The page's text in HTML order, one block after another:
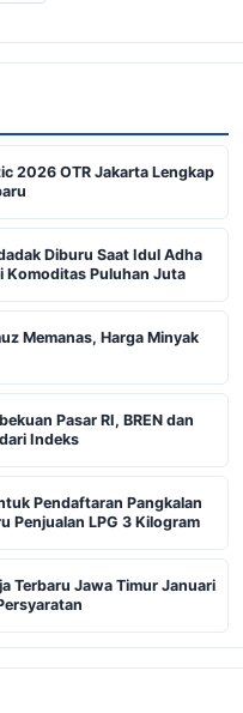
2026 OTR Jakarta Lengkap
Diburu Saat Idul Adha
Komoditas Puluhan Juta
Memanas, Harga Minyak
Pasar RI, BREN dan
Indeks
Pendaftaran Pangkalan
Penjualan LPG 3 Kilogram
Terbaru Jawa Timur Januari